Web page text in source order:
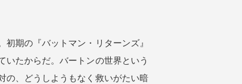
期の『バットマン・リターンズ』
たからだ。バートンの世界という
の、どうしようもなく救いがたい暗